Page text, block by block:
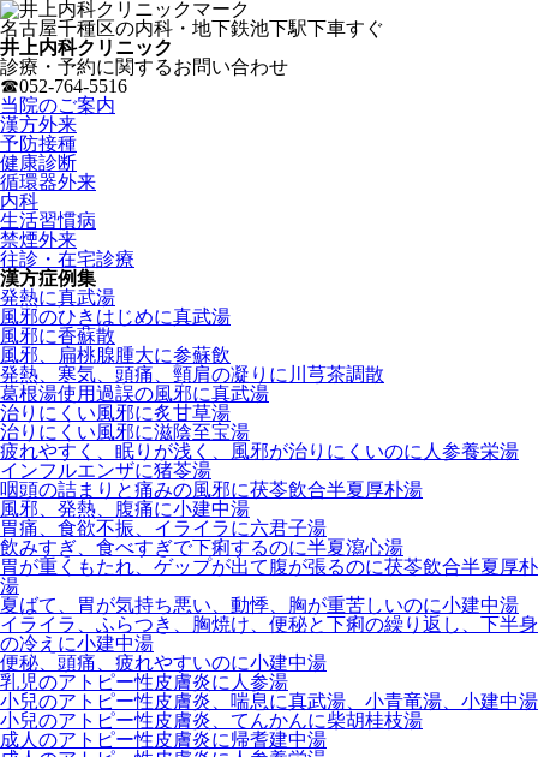
名古屋千種区の内科・地下鉄池下駅下車すぐ
井上内科クリニック
診療・予約に関するお問い合わせ
☎052-764-5516
当院のご案内
漢方外来
予防接種
健康診断
循環器外来
内科
生活習慣病
禁煙外来
往診・在宅診療
漢方症例集
発熱に真武湯
風邪のひきはじめに真武湯
風邪に香蘇散
風邪、扁桃腺腫大に参蘇飲
発熱、寒気、頭痛、頸肩の凝りに川芎茶調散
葛根湯使用過誤の風邪に真武湯
治りにくい風邪に炙甘草湯
治りにくい風邪に滋陰至宝湯
疲れやすく、眠りが浅く、風邪が治りにくいのに人参養栄湯
インフルエンザに猪苓湯
咽頭の詰まりと痛みの風邪に茯苓飲合半夏厚朴湯
風邪、発熱、腹痛に小建中湯
胃痛、食欲不振、イライラに六君子湯
飲みすぎ、食べすぎで下痢するのに半夏瀉心湯
胃が重くもたれ、ゲップが出て腹が張るのに茯苓飲合半夏厚朴
湯
夏ばて、胃が気持ち悪い、動悸、胸が重苦しいのに小建中湯
イライラ、ふらつき、胸焼け、便秘と下痢の繰り返し、下半身
の冷えに小建中湯
便秘、頭痛、疲れやすいのに小建中湯
乳児のアトピー性皮膚炎に人参湯
小兒のアトピー性皮膚炎、喘息に真武湯、小青竜湯、小建中湯
小兒のアトピー性皮膚炎、てんかんに柴胡桂枝湯
成人のアトピー性皮膚炎に帰耆建中湯